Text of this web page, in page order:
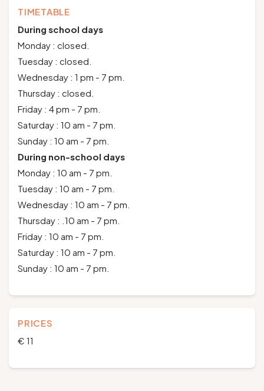
TIMETABLE
During school days
Monday : closed.
Tuesday : closed.
Wednesday : 1 pm - 7 pm.
Thursday : closed.
Friday : 4 pm - 7 pm.
Saturday : 10 am - 7 pm.
Sunday : 10 am - 7 pm.
During non-school days
Monday : 10 am - 7 pm.
Tuesday : 10 am - 7 pm.
Wednesday : 10 am - 7 pm.
Thursday : .10 am - 7 pm.
Friday : 10 am - 7 pm.
Saturday : 10 am - 7 pm.
Sunday : 10 am - 7 pm.
PRICES
€ 11